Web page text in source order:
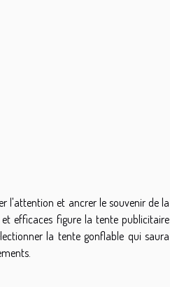
l'attention et ancrer le souvenir de la
efficaces figure la tente publicitaire
la tente gonflable qui saura